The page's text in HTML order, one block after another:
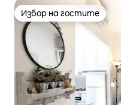
Избор на гостите
Избор на гостите